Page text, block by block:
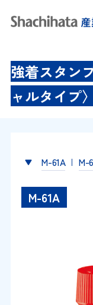
強着スタン
ャルタイプ
M-61A M-
M-61A